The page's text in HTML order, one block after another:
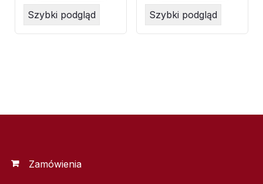
Szybki podgląd Szybki podgląd
Zamówienia